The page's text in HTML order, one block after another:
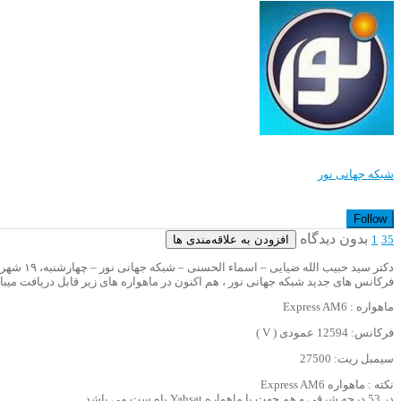
شبکه جهانی نور
Follow
35
1 بدون دیدگاه افزودن به علاقه‌مندی ها
دکتر سید حبیب الله ضیایی – اسماء الحسنی – شبکه جهانی نور – چهارشنبه، ۱۹ شهریور ۱۳۹۹
فرکانس های جدید شبکه جهانی نور ، هم اکنون در ماهواره های زیر قابل دریافت
ماهواره : Express AM6
فرکانس: 12594 عمودی ( V )
سیمبل ریت: 27500
نکته : ماهواره Express AM6